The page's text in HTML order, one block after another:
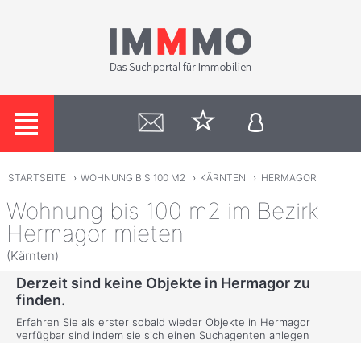
STARTSEITE › WOHNUNG BIS 100 M2 › KÄRNTEN › HERMAGOR
Wohnung bis 100 m2 im Bezirk
Hermagor mieten
(Kärnten)
Derzeit sind keine Objekte in Hermagor zu
finden.
Erfahren Sie als erster sobald wieder Objekte in Hermagor
verfügbar sind indem sie sich einen Suchagenten anlegen